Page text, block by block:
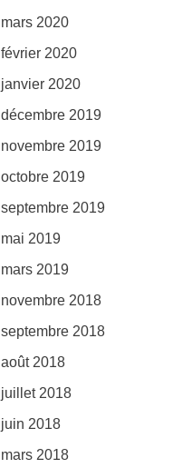
mars 2020
février 2020
janvier 2020
décembre 2019
novembre 2019
octobre 2019
septembre 2019
mai 2019
mars 2019
novembre 2018
septembre 2018
août 2018
juillet 2018
juin 2018
mars 2018